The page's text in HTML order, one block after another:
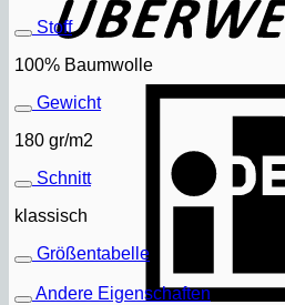
Stoff
100% Baumwolle
Gewicht
180 gr/m2
Schnitt
klassisch
Größentabelle
Andere Eigenschaften